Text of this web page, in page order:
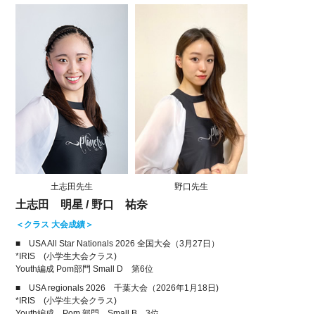
土志田先生 野口先生
土志田 明星 / 野口 祐奈
＜クラス 大会成績＞
■ USA All Star Nationals 2026 全国大会（3月27日）
*IRIS (小学生大会クラス)
Youth編成 Pom部門 Small D 第6位
■ USA regionals 2026 千葉大会（2026年1月18日)
*IRIS (小学生大会クラス)